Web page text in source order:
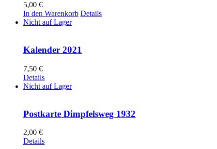
5,00 €
In den Warenkorb Details
Nicht auf Lager
Kalender 2021
7,50 €
Details
Nicht auf Lager
Postkarte Dimpfelsweg 1932
2,00 €
Details